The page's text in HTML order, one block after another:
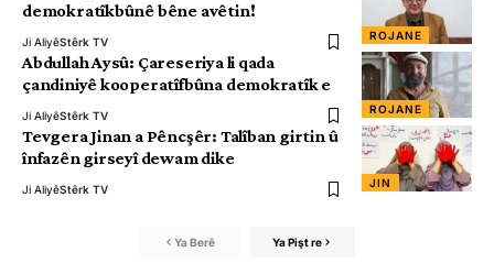
ROJANE
demokratîkbûnê bêne avêtin!
Ji AliyêStêrk TV
ROJANE
Abdullah Aysû: Çareseriya li qada
çandiniyê kooperatîfbûna demokratîk e
Ji AliyêStêrk TV
JIN
Tevgera Jinan a Pêncşêr: Talîban girtin û
înfazên girseyî dewam dike
Ji AliyêStêrk TV
Ya Berê Ya Pişt re